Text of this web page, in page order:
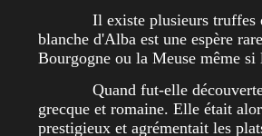
Il existe plusieurs truffes
blanche d'Alba est une espère
Bourgogne ou la Meuse même
Quand fut-elle
grecque et romaine. Elle était
prestigieux et agrémentait les